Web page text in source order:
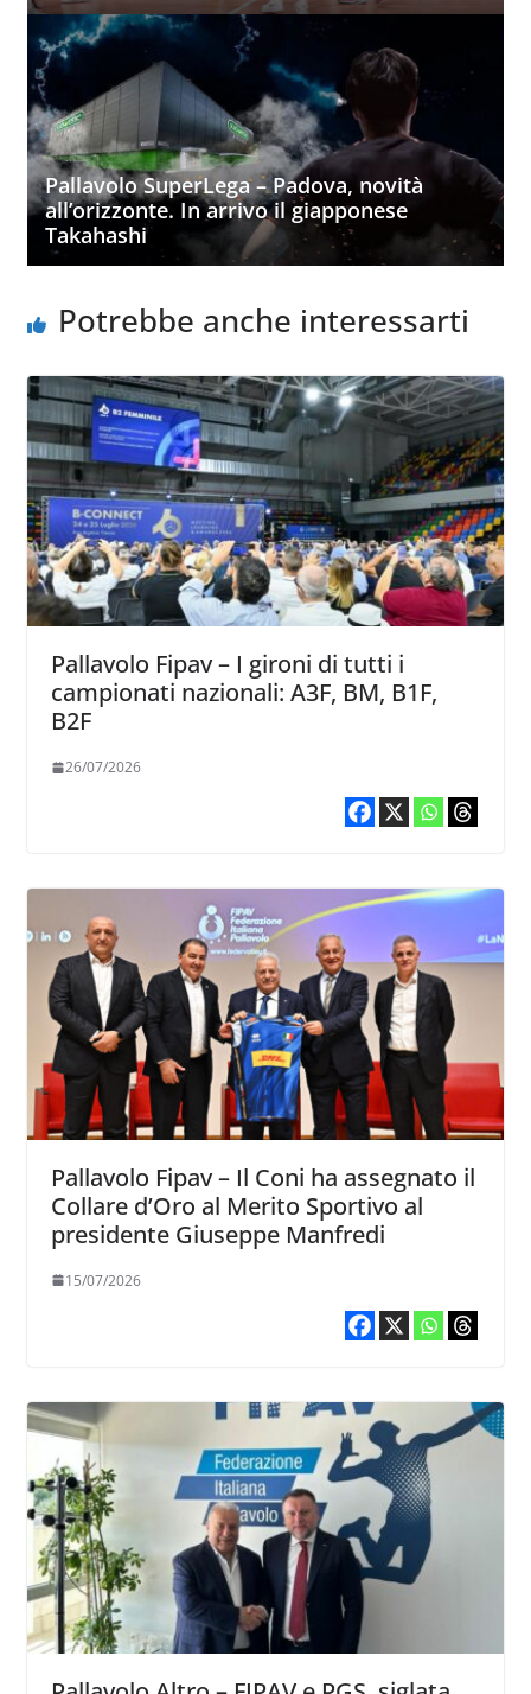
Pallavolo SuperLega – Padova, novità
all’orizzonte. In arrivo il giapponese
Takahashi
Potrebbe anche interessarti
Pallavolo Fipav – I gironi di tutti i
campionati nazionali: A3F, BM, B1F,
B2F
26/07/2026
Pallavolo Fipav – Il Coni ha assegnato il
Collare d’Oro al Merito Sportivo al
presidente Giuseppe Manfredi
15/07/2026